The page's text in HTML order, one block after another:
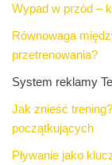
Wypad w przód –
Równowaga
przetrenowania?
System reklamy
Jak znieść
początkujących
Pływanie jako